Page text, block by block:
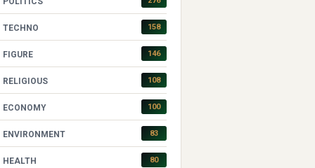
TECHNO 158
FIGURE 146
RELIGIOUS 108
ECONOMY 100
ENVIRONMENT 83
HEALTH 80